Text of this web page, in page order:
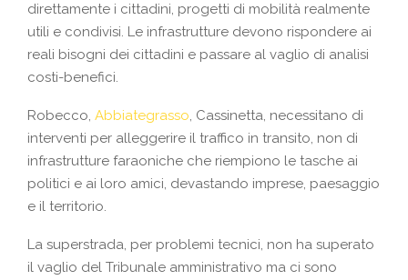
direttamente i cittadini, progetti di mobilità realmente
utili e condivisi. Le infrastrutture devono rispondere ai
reali bisogni dei cittadini e passare al vaglio di analisi
costi-benefici.
Robecco, Abbiategrasso , Cassinetta, necessitano di
interventi per alleggerire il traffico in transito, non di
infrastrutture faraoniche che riempiono le tasche ai
politici e ai loro amici, devastando imprese, paesaggio
e il territorio.
La superstrada, per problemi tecnici, non ha superato
il vaglio del Tribunale amministrativo ma ci sono